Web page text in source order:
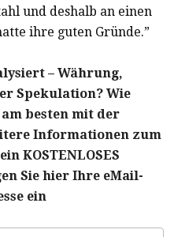
und deshalb an einen
ihre guten Gründe.”
– Währung,
Spekulation? Wie
besten mit der
Informationen zum
KOSTENLOSES
Sie hier Ihre eMail-
ein